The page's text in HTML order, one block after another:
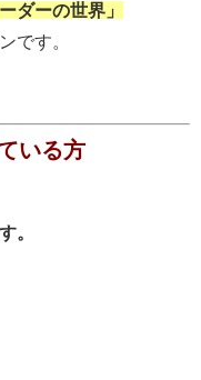
ダーの世界」
です。
いる方
。